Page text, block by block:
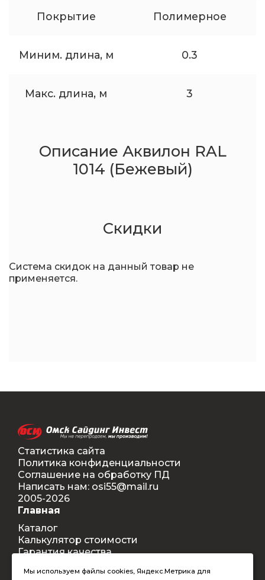
Покрытие Полимерное
Миним. длина, м 0.3
Макс. длина, м 3
Описание Аквилон RAL
1014 (Бежевый)
Скидки
Система скидок на данный товар не
применяется.
Статистика сайта
Политика конфиденциальности
Соглашение на обработку ПД
Написать нам: osi55@mail.ru
2005-2026
Главная
Каталог
Калькулятор стоимости
Гарантия качества
Контакты
Мы используем файлы cookies, Яндекс.Метрика для